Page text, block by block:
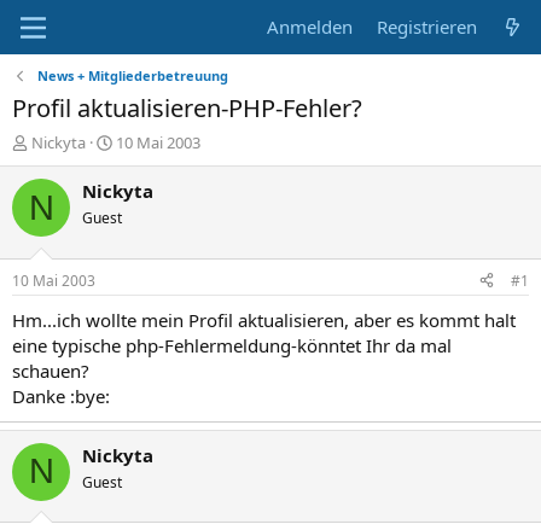
Anmelden Registrieren
News + Mitgliederbetreuung
Profil aktualisieren-PHP-Fehler?
E
r
s
t
e
r
Nickyta
E
r
s
e
t
a
10 Mai 2003
N Nickyta
Guest
10 Mai 2003 #1
Hm...ich wollte mein Profil aktualisieren, aber es kommt halt
eine typische php-Fehlermeldung-könntet Ihr da mal
schauen?
Danke :bye:
N Nickyta
Guest